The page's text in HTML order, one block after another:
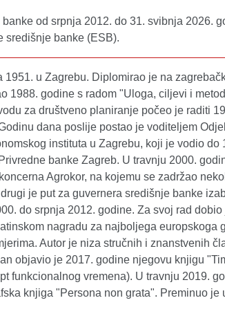
od srpnja 2012. do 31. svibnja 2026.
središnje banke (ESB).
1951. u Zagrebu. Diplomirao je na
1988. godine s radom "Uloga, ciljevi i
za društveno planiranje počeo je raditi
dana poslije postao je voditeljem
instituta u Zagrebu, koji je vodio do
banke Zagreb. U travnju 2000.
Agrokor, na kojemu se zadržao
je put za guvernera središnje banke
do srpnja 2012. godine. Za svoj rad
nagradu za najboljega europskoga
Autor je niza stručnih i znanstvenih
objavio je 2017. godine njegovu knjigu
funkcionalnog vremena). U travnju 2019.
knjiga "Persona non grata". Preminuo je